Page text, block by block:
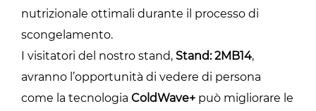
nutrizionale ottimali durante il processo di
scongelamento.
I visitatori del nostro stand, Stand: 2MB14,
avranno l’opportunità di vedere di persona
come la tecnologia ColdWave+ può migliorare le